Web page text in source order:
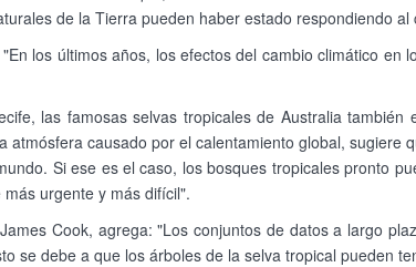
de la Tierra pueden haber estado respondiendo
los últimos años, los efectos del cambio climático
las famosas selvas tropicales de Australia también
causado por el calentamiento global, sugiere
Si ese es el caso, los bosques tropicales pronto
urgente y más difícil".
Cook, agrega: "Los conjuntos de datos a largo
se debe a que los árboles de la selva tropical pueden